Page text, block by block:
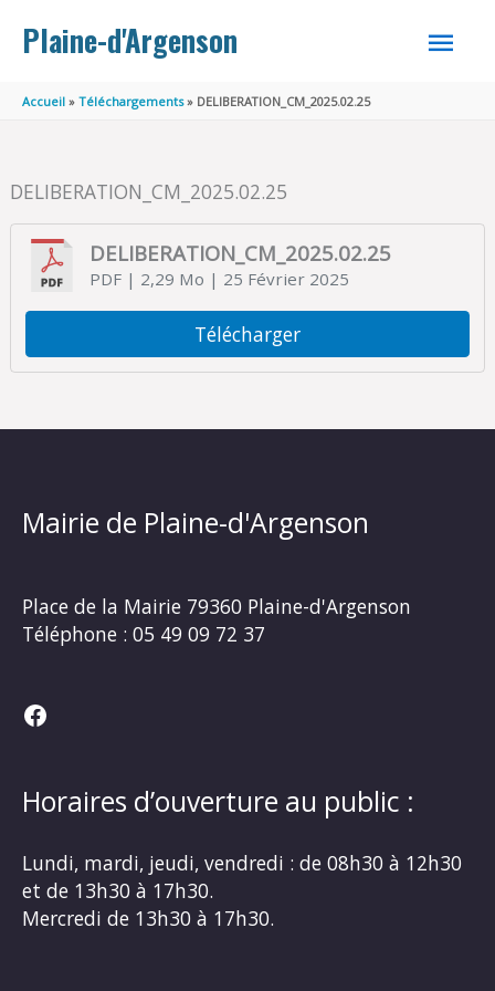
Plaine-d'Argenson
MENU
Accueil Téléchargements DELIBERATION_CM_2025.02.25
DELIBERATION_CM_2025.02.25
DELIBERATION_CM_2025.02.25
PDF | 2,29 Mo | 25 Février 2025
Télécharger
Mairie de Plaine-d'Argenson
Place de la Mairie 79360 Plaine-d'Argenson
Téléphone : 05 49 09 72 37
Facebook
Horaires d’ouverture au public :
Lundi, mardi, jeudi, vendredi : de 08h30 à 12h30
et de 13h30 à 17h30.
Mercredi de 13h30 à 17h30.